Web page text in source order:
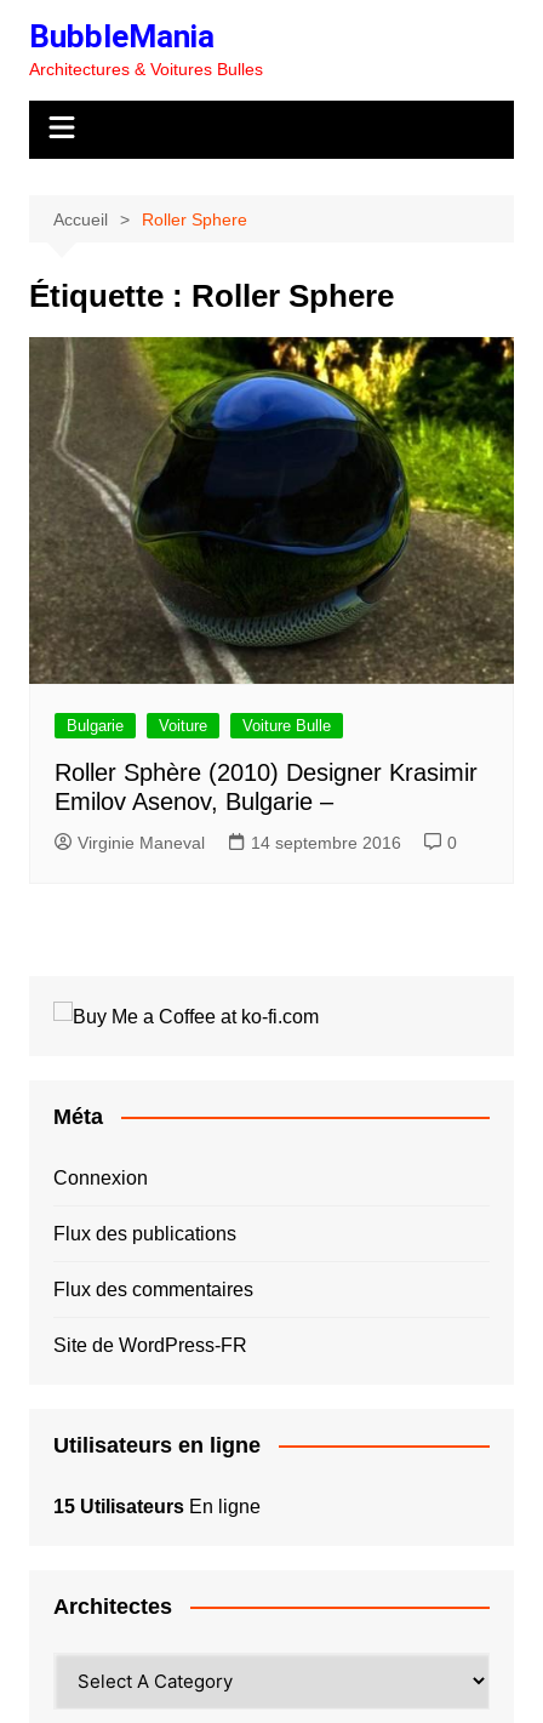
contenu
BubbleMania
Architectures & Voitures Bulles
Accueil Roller Sphere
Étiquette : Roller Sphere
Bulgarie Voiture Voiture Bulle
Roller Sphère (2010) Designer Krasimir
Emilov Asenov, Bulgarie –
Virginie Maneval 14 septembre 2016 0
Méta
Connexion
Flux des publications
Flux des commentaires
Site de WordPress-FR
Utilisateurs en ligne
15 UtilisateursEn ligne
Architectes